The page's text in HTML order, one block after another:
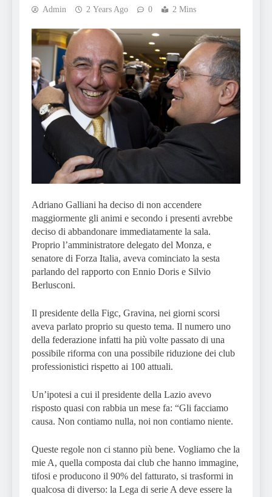
Admin 2 Years Ago 0 2 Mins
Adriano Galliani ha deciso di non accendere
maggiormente gli animi e secondo i presenti avrebbe
deciso di abbandonare immediatamente la sala.
Proprio l’amministratore delegato del Monza, e
senatore di Forza Italia, aveva cominciato la sesta
parlando del rapporto con Ennio Doris e Silvio
Berlusconi.
Il presidente della Figc, Gravina, nei giorni scorsi
aveva parlato proprio su questo tema. Il numero uno
della federazione infatti ha più volte passato di una
possibile riforma con una possibile riduzione dei club
professionistici rispetto ai 100 attuali.
Un’ipotesi a cui il presidente della Lazio avevo
risposto quasi con rabbia un mese fa: “Gli facciamo
causa. Non contiamo nulla, noi non contiamo niente.
Queste regole non ci stanno più bene. Vogliamo che la
mie A, quella composta dai club che hanno immagine,
tifosi e producono il 90% del fatturato, si trasformi in
qualcosa di diverso: la Lega di serie A deve essere la